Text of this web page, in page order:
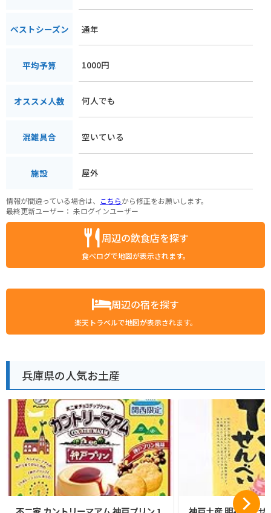
ベストシーズン 通年
平均予算 1000円
オススメ人数 何人でも
混雑具合 空いている
施設 屋外
情報が間違っている場合は、 こちらから修正をお願いします。
最終更新ユーザー： 未ログインユーザー
周辺の飲食店を探す
食べログで地図が表示されます。
周辺の宿を探す
楽天トラベルで地図が表示されます。
兵庫県の人気お土産